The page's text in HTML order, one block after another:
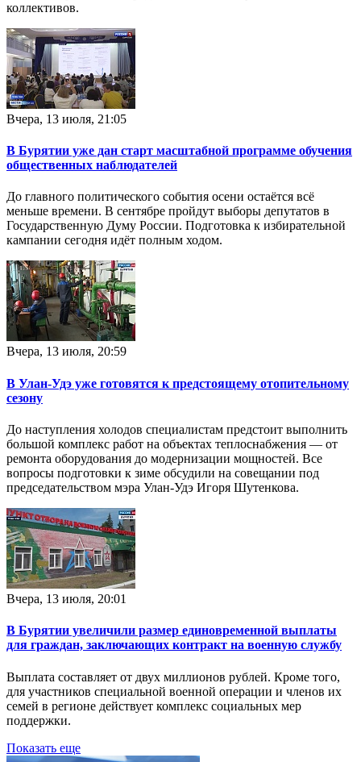
коллективов.
Вчера, 13 июля, 21:05
В Бурятии уже дан старт масштабной программе обучения
общественных наблюдателей
До главного политического события осени остаётся всё
меньше времени. В сентябре пройдут выборы депутатов в
Государственную Думу России. Подготовка к избирательной
кампании сегодня идёт полным ходом.
Вчера, 13 июля, 20:59
В Улан-Удэ уже готовятся к предстоящему отопительному
сезону
До наступления холодов специалистам предстоит выполнить
большой комплекс работ на объектах теплоснабжения — от
ремонта оборудования до модернизации мощностей. Все
вопросы подготовки к зиме обсудили на совещании под
председательством мэра Улан-Удэ Игоря Шутенкова.
Вчера, 13 июля, 20:01
В Бурятии увеличили размер единовременной выплаты
для граждан, заключающих контракт на военную службу
Выплата составляет от двух миллионов рублей. Кроме того,
для участников специальной военной операции и членов их
семей в регионе действует комплекс социальных мер
поддержки.
Показать еще